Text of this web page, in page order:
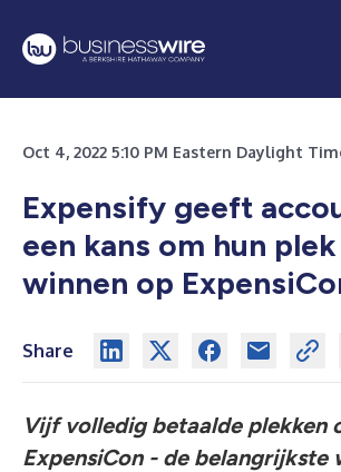
Oct 4, 2022 5:10 PM Eastern Daylight
Expensify geeft
een kans om hun
winnen op
Share
Vijf volledig betaalde plekken
ExpensiCon - de belangrijkste